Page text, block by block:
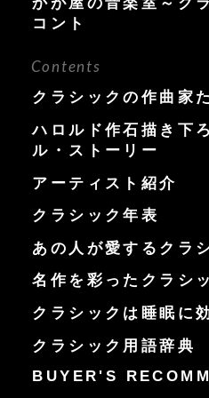
コント
Contents
クラシックの作曲家
ハロルド作石描き下
ル・ストーリー
アーティスト紹介
クラシック年表
あの人が愛するクラ
名作を彩ったクラシ
クラシックは睡眠に
クラシック用語辞典
BUYER'S